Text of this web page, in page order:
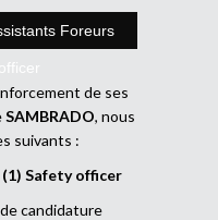
Foreurs
de ses
SAMBRADO, nous
suivants :
Safety officer
candidature